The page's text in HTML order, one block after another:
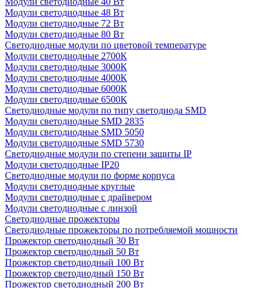
Модули светодиодные 48 Вт
Модули светодиодные 72 Вт
Модули светодиодные 80 Вт
Светодиодные модули по цветовой температуре
Модули светодиодные 2700К
Модули светодиодные 3000К
Модули светодиодные 4000К
Модули светодиодные 6000К
Модули светодиодные 6500К
Светодиодные модули по типу светодиода SMD
Модули светодиодные SMD 2835
Модули светодиодные SMD 5050
Модули светодиодные SMD 5730
Светодиодные модули по степени защиты IP
Модули светодиодные IP20
Светодиодные модули по форме корпуса
Модули светодиодные круглые
Модули светодиодные с драйвером
Модули светодиодные с линзой
Светодиодные прожекторы
Светодиодные прожекторы по потребляемой мощности
Прожектор светодиодный 30 Вт
Прожектор светодиодный 50 Вт
Прожектор светодиодный 100 Вт
Прожектор светодиодный 150 Вт
Прожектор светодиодный 200 Вт